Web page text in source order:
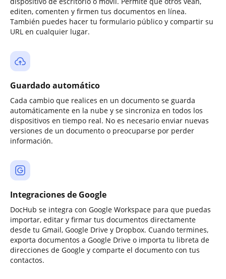
editen, comenten y firmen tus documentos en línea.
También puedes hacer tu formulario público y compartir su
URL en cualquier lugar.
Guardado automático
Cada cambio que realices en un documento se guarda
automáticamente en la nube y se sincroniza en todos los
dispositivos en tiempo real. No es necesario enviar nuevas
versiones de un documento o preocuparse por perder
información.
Integraciones de Google
DocHub se integra con Google Workspace para que puedas
importar, editar y firmar tus documentos directamente
desde tu Gmail, Google Drive y Dropbox. Cuando termines,
exporta documentos a Google Drive o importa tu libreta de
direcciones de Google y comparte el documento con tus
contactos.